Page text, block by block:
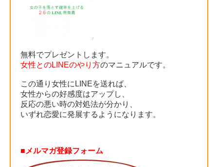
無料でプレゼントします。
女性とのLINEのやり方のマニュアルです。
この通り女性にLINEを送れば、
女性からの好感度はアップし、
反応の悪い時の対処法が分かり、
いずれ恋愛に発展するようになります。
■メルマガ登録フォーム